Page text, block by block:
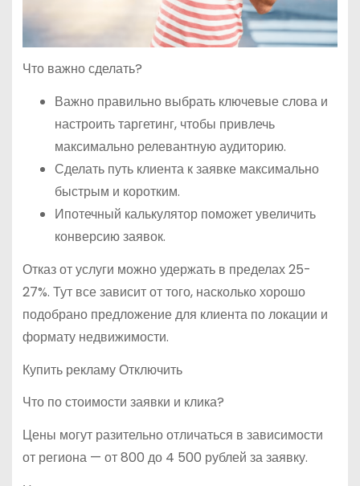
Что важно сделать?
Важно правильно выбрать ключевые слова и
настроить таргетинг, чтобы привлечь
максимально релевантную аудиторию.
Сделать путь клиента к заявке максимально
быстрым и коротким.
Ипотечный калькулятор поможет увеличить
конверсию заявок.
Отказ от услуги можно удержать в пределах 25-
27%. Тут все зависит от того, насколько хорошо
подобрано предложение для клиента по локации и
формату недвижимости.
Купить рекламу Отключить
Что по стоимости заявки и клика?
Цены могут разительно отличаться в зависимости
от региона — от 800 до 4 500 рублей за заявку.